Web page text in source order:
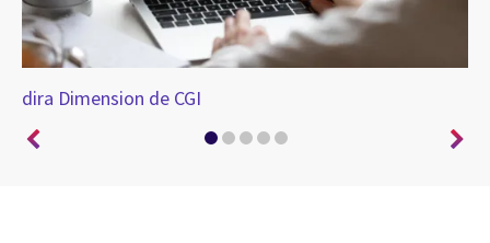
dira Dimension de CGI